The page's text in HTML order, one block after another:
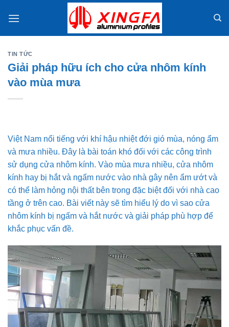
TIN TỨC
Giải pháp hữu ích cho cửa nhôm kính
vào mùa mưa
Việt Nam nổi tiếng với khí hậu nhiệt đới gió mùa, nóng ẩm
và mưa nhiều. Đây là bài toán khó đối với các công trình
sử dụng cửa nhôm kính. Vào mùa mưa nhiều, cửa nhôm
kính hay bị hắt và ngấm nước vào nhà gây nên ẩm ướt và
có thể làm hỏng nội thất bên trong đặc biệt đối với nhà cao
tầng ở trên cao. Bài viết này sẽ tìm hiểu lý do vì sao cửa
nhôm kính bị ngấm và hắt nước và giải pháp phù hợp để
khắc phục vấn đề.